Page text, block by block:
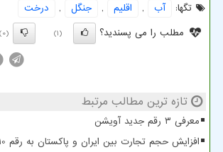
تگها:
آب , اقلیم , جنگل ,
درخت
مطلب را می پسندید؟
(1)
(0)
تازه ترین مطالب مرتبط
معرفی ۳ رقم جدید آویشن
افزایش حجم تجارت بین ایران و پاکستان به رقم 10 میلیارد دلار